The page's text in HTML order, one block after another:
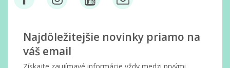
Najdôležitejšie novinky priamo na
váš email